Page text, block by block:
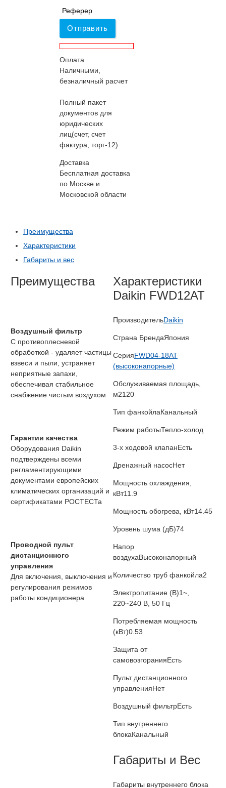
Реферер
Отправить
Оплата
Наличными,
безналичный расчет
Полный пакет
документов для
юридических
лиц(счет, счет
фактура, торг-12)
Доставка
Бесплатная доставка
по Москве и
Московской области
Преимущества
Характеристики
Габариты и вес
Преимущества
Воздушный фильтр
С противоплесневой
обработкой - удаляет частицы
взвеси и пыли, устраняет
неприятные запахи,
обеспечивая стабильное
снабжение чистым воздухом
Гарантии качества
Оборудования Daikin
подтверждены всеми
регламентирующими
документами европейских
климатических организаций и
сертификатами РОСТЕСТа
Проводной пульт
дистанционного
управления
Для включения, выключения и
регулирования режимов
работы кондиционера
Характеристики
Daikin FWD12AT
ПроизводительDaikin
Страна БрендаЯпония
СерияFWD04-18AT
(высоконапорные)
Обслуживаемая площадь,
м2120
Тип фанкойлаКанальный
Режим работыТепло-холод
3-х ходовой клапанЕсть
Дренажный насосНет
Мощность охлаждения,
кВт11.9
Мощность обогрева, кВт14.45
Уровень шума (дБ)74
Напор
воздухаВысоконапорный
Количество труб фанкойла2
Электропитание (В)1~,
220~240 В, 50 Гц
Потребляемая мощность
(кВт)0.53
Защита от
самовозгоранияЕсть
Пульт дистанционного
управленияНет
Воздушный фильтрЕсть
Тип внутреннего
блокаКанальный
Габариты и Вес
Габариты внутреннего блока